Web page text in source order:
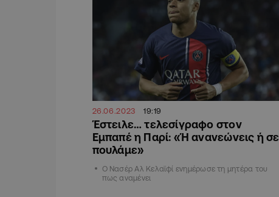
26.06.2023 19:19
Έστειλε… τελεσίγραφο στον
Εμπαπέ η Παρί: «Ή ανανεώνεις ή σε
πουλάμε»
Ο Νασέρ Αλ Κελαϊφί ενημέρωσε τη μητέρα του
πως αναμένει